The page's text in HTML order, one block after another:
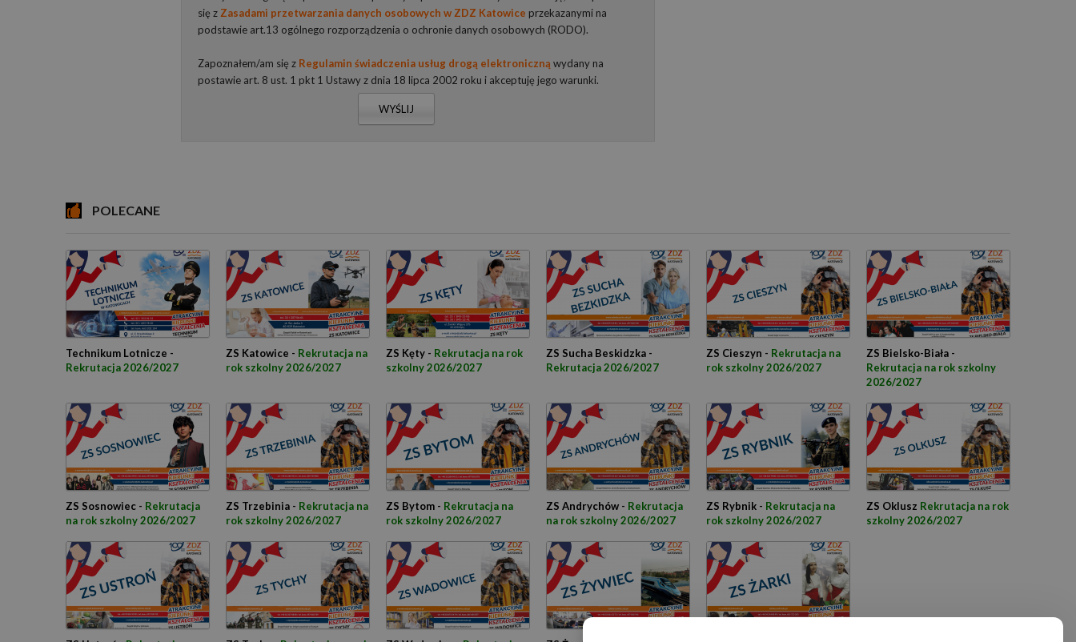
się z Zasadami przetwarzania danych osobowych w ZDZ Katowice przekazanymi na
podstawie art.13 ogólnego rozporządzenia o ochronie danych osobowych (RODO).
Zapoznałem/am się z Regulamin świadczenia usług drogą elektroniczną wydany na
postawie art. 8 ust. 1 pkt 1 Ustawy z dnia 18 lipca 2002 roku i akceptuję jego warunki.
WYŚLIJ
POLECANE
Technikum Lotnicze -
Rekrutacja 2026/2027
ZS Katowice - Rekrutacja na
rok szkolny 2026/2027
ZS Kęty - Rekrutacja na rok
szkolny 2026/2027
ZS Sucha Beskidzka -
Rekrutacja 2026/2027
ZS Cieszyn - Rekrutacja na
rok szkolny 2026/2027
ZS Bielsko-Biała -
Rekrutacja na rok szkolny
2026/2027
ZS Sosnowiec - Rekrutacja
na rok szkolny 2026/2027
ZS Trzebinia - Rekrutacja na
rok szkolny 2026/2027
ZS Bytom - Rekrutacja na
rok szkolny 2026/2027
ZS Andrychów - Rekrutacja
na rok szkolny 2026/2027
ZS Rybnik - Rekrutacja na
rok szkolny 2026/2027
ZS Oklusz Rekrutacja na rok
szkolny 2026/2027